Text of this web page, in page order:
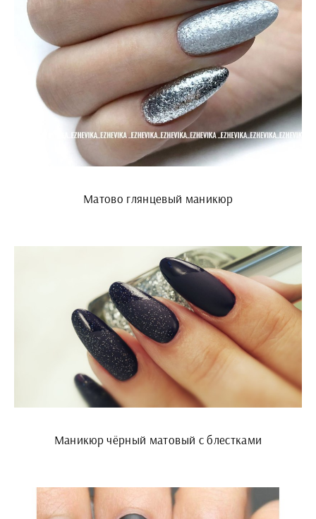
Матово глянцевый маникюр
Маникюр чёрный матовый с блестками